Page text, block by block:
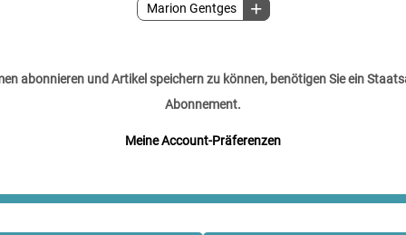
Marion Gentges
abonnieren und Artikel speichern zu können, benötigen Sie ein
Abonnement.
Meine Account-Präferenzen